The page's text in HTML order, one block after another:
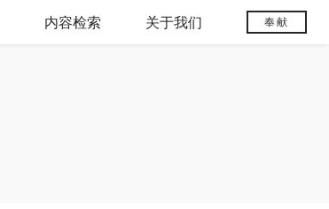
内容检索 关于我们 奉献